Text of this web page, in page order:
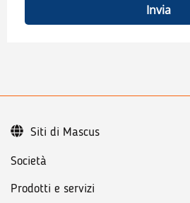
Invia
Società
Prodotti e servizi
Siti di Mascus